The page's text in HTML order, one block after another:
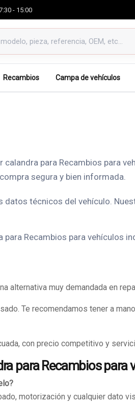
- 15:00
Recambios Campa de vehículos
calandra para Recambios para
segura y bien informada.
datos técnicos del vehículo.
Recambios para
alternativa muy demandada en
Te recomendamos tener a
con precio competitivo y
para Recambios para
motorización y cualquier